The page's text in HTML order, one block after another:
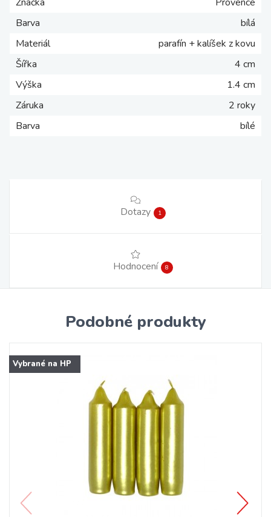
Barva
bílá
Materiál
parafín + kalíšek z kovu
Šířka
4 cm
Výška
1.4 cm
Záruka
2 roky
Barva
bílé
Dotazy 1
Hodnocení 8
Podobné produkty
Vybrané na HP